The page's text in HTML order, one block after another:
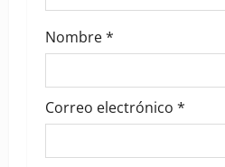
Nombre*
Correo electrónico *